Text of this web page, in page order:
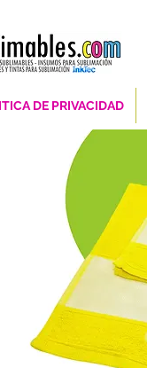
DE PRIVACIDAD